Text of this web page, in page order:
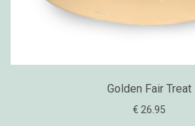
Golden Fair Treat
€ 26.95